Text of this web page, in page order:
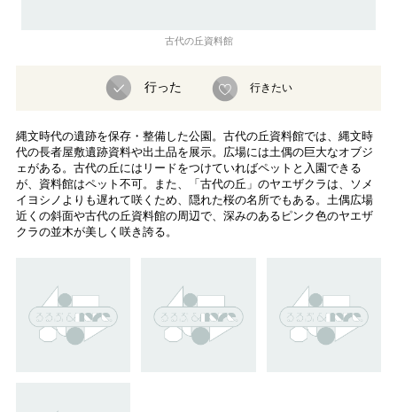
古代の丘資料館
行った 行きたい
縄文時代の遺跡を保存・整備した公園。古代の丘資料館では、縄文時
代の長者屋敷遺跡資料や出土品を展示。広場には土偶の巨大なオブジ
ェがある。古代の丘にはリードをつけていればペットと入園できる
が、資料館はペット不可。また、「古代の丘」のヤエザクラは、ソメ
イヨシノよりも遅れて咲くため、隠れた桜の名所でもある。土偶広場
近くの斜面や古代の丘資料館の周辺で、深みのあるピンク色のヤエザ
クラの並木が美しく咲き誇る。